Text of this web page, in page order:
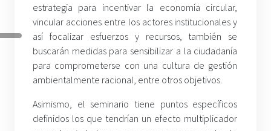
estrategia para incentivar la economía circular,
vincular acciones entre los actores institucionales y
así focalizar esfuerzos y recursos, también se
buscarán medidas para sensibilizar a la ciudadanía
para comprometerse con una cultura de gestión
ambientalmente racional, entre otros objetivos.
Asimismo, el seminario tiene puntos específicos
definidos los que tendrían un efecto multiplicador